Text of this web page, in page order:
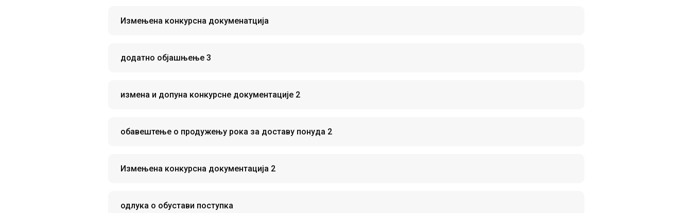
Измењена конкурсна докуменатција
додатно објашњење 3
измена и допуна конкурсне документације 2
обавештење о продужењу рока за доставу понуда 2
Измењена конкурсна документација 2
одлука о обустави поступка